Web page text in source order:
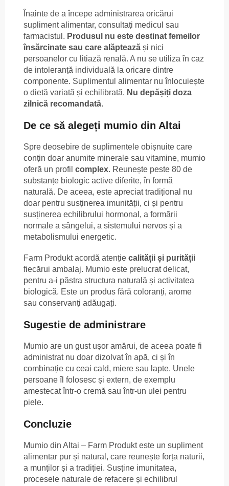
Înainte de a începe administrarea oricărui
supliment alimentar, consultați medicul sau
farmacistul. Produsul nu este destinat femeilor
însărcinate sau care alăptează și nici
persoanelor cu litiază renală. A nu se utiliza în caz
de intoleranță individuală la oricare dintre
componente. Suplimentul alimentar nu înlocuiește
o dietă variată și echilibrată. Nu depășiți doza
zilnică recomandată.
De ce să alegeți mumio din Altai
Spre deosebire de suplimentele obișnuite care
conțin doar anumite minerale sau vitamine, mumio
oferă un profil complex. Reunește peste 80 de
substanțe biologic active diferite, în formă
naturală. De aceea, este apreciat tradițional nu
doar pentru susținerea imunității, ci și pentru
susținerea echilibrului hormonal, a formării
normale a sângelui, a sistemului nervos și a
metabolismului energetic.
Farm Produkt acordă atenție calității și purității
fiecărui ambalaj. Mumio este prelucrat delicat,
pentru a-i păstra structura naturală și activitatea
biologică. Este un produs fără coloranți, arome
sau conservanți adăugați.
Sugestie de administrare
Mumio are un gust ușor amărui, de aceea poate fi
administrat nu doar dizolvat în apă, ci și în
combinație cu ceai cald, miere sau lapte. Unele
persoane îl folosesc și extern, de exemplu
amestecat într-o cremă sau într-un ulei pentru
piele.
Concluzie
Mumio din Altai – Farm Produkt este un supliment
alimentar pur și natural, care reunește forța naturii,
a munților și a tradiției. Susține imunitatea,
procesele naturale de refacere și echilibrul